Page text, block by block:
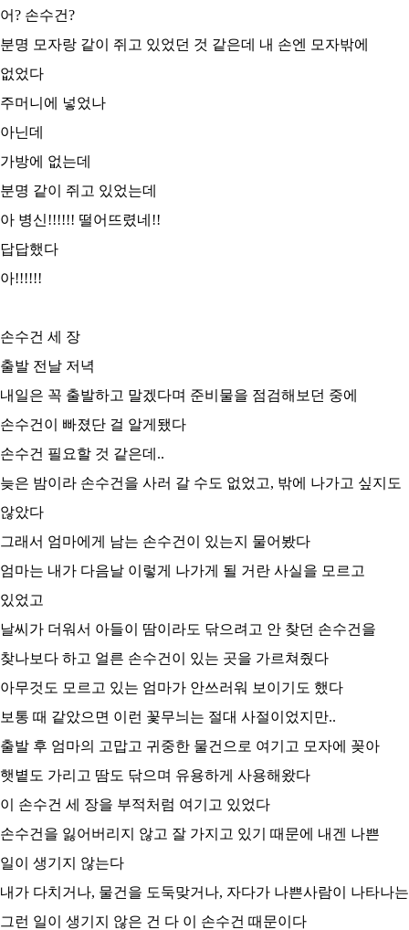
어? 손수건?
분명 모자랑 같이 쥐고 있었던 것 같은데 내 손엔 모자밖에
없었다
주머니에 넣었나
아닌데
가방에 없는데
분명 같이 쥐고 있었는데
아 병신!!!!!! 떨어뜨렸네!!
답답했다
아!!!!!!
손수건 세 장
출발 전날 저녁
내일은 꼭 출발하고 말겠다며 준비물을 점검해보던 중에
손수건이 빠졌단 걸 알게됐다
손수건 필요할 것 같은데..
늦은 밤이라 손수건을 사러 갈 수도 없었고, 밖에 나가고 싶지도
않았다
그래서 엄마에게 남는 손수건이 있는지 물어봤다
엄마는 내가 다음날 이렇게 나가게 될 거란 사실을 모르고
있었고
날씨가 더워서 아들이 땀이라도 닦으려고 안 찾던 손수건을
찾나보다 하고 얼른 손수건이 있는 곳을 가르쳐줬다
아무것도 모르고 있는 엄마가 안쓰러워 보이기도 했다
보통 때 같았으면 이런 꽃무늬는 절대 사절이었지만..
출발 후 엄마의 고맙고 귀중한 물건으로 여기고 모자에 꽂아
햇볕도 가리고 땀도 닦으며 유용하게 사용해왔다
이 손수건 세 장을 부적처럼 여기고 있었다
손수건을 잃어버리지 않고 잘 가지고 있기 때문에 내겐 나쁜
일이 생기지 않는다
내가 다치거나, 물건을 도둑맞거나, 자다가 나쁜사람이 나타나는
그런 일이 생기지 않은 건 다 이 손수건 때문이다